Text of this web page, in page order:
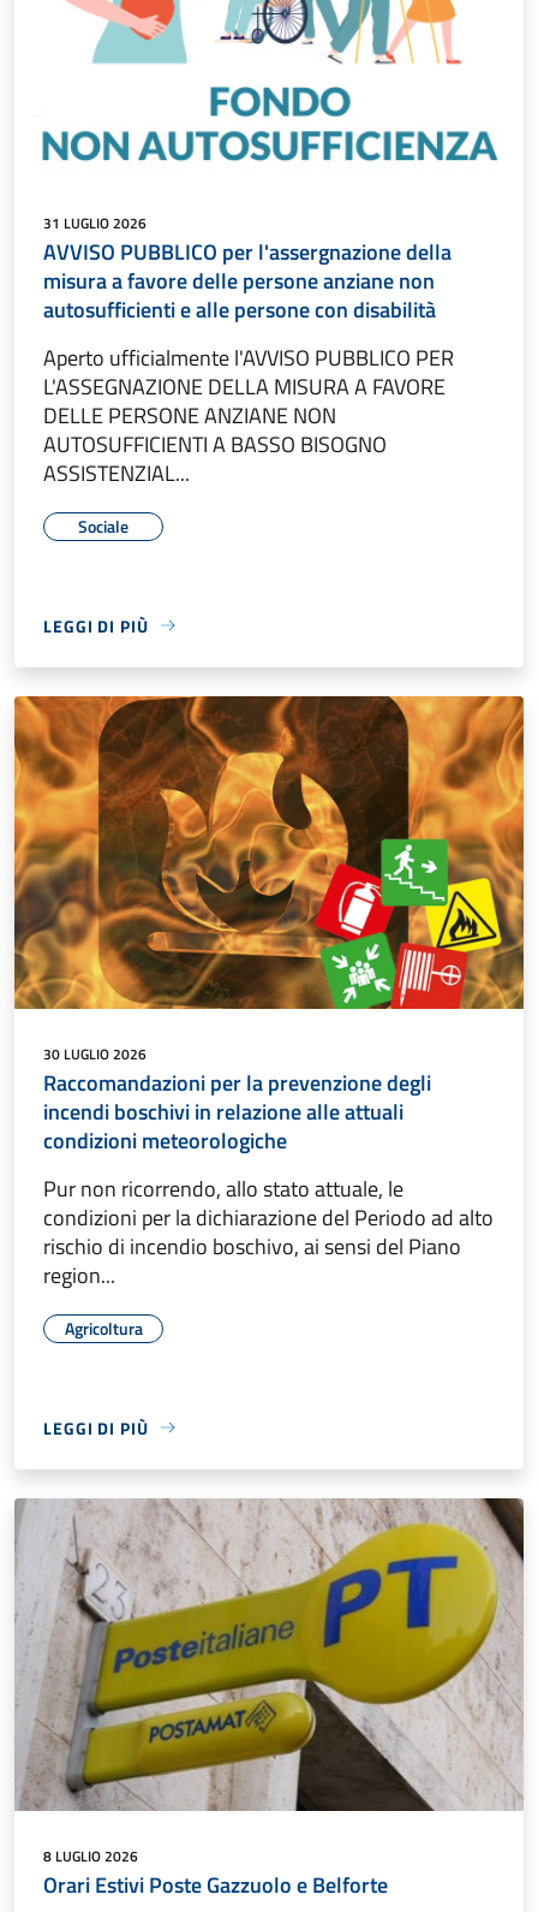
31 LUGLIO 2026
AVVISO PUBBLICO per l'assergnazione della
misura a favore delle persone anziane non
autosufficienti e alle persone con disabilità
Aperto ufficialmente l'AVVISO PUBBLICO PER
L'ASSEGNAZIONE DELLA MISURA A FAVORE
DELLE PERSONE ANZIANE NON
AUTOSUFFICIENTI A BASSO BISOGNO
ASSISTENZIAL...
Sociale
LEGGI DI PIÙ
30 LUGLIO 2026
Raccomandazioni per la prevenzione degli
incendi boschivi in relazione alle attuali
condizioni meteorologiche
Pur non ricorrendo, allo stato attuale, le
condizioni per la dichiarazione del Periodo ad alto
rischio di incendio boschivo, ai sensi del Piano
region...
Agricoltura
LEGGI DI PIÙ
8 LUGLIO 2026
Orari Estivi Poste Gazzuolo e Belforte